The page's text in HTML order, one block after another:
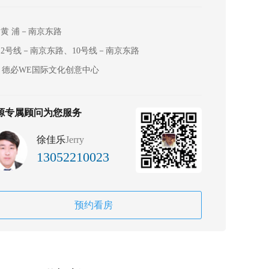
黄 浦－南京东路
2号线－南京东路、10号线－南京东路
德必WE国际文化创意中心
专属顾问为您服务
徐佳乐Jerry
13052210023
预约看房